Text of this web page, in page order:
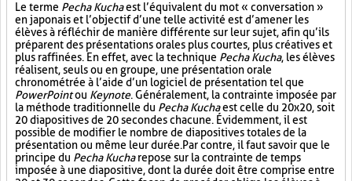
Le terme Pecha Kuchaest l’équivalent du mot « conversation »
en japonais et l’objectif d’une telle activité est d’amener les
élèves à réfléchir de manière différente sur leur sujet, afin qu’ils
préparent des présentations orales plus courtes, plus créatives et
plus raffinées. En effet, avec la technique Pecha Kucha, les élèves
réalisent, seuls ou en groupe, une présentation orale
chronométrée à l’aide d’un logiciel de présentation tel que
PowerPointou Keynote. Généralement, la contrainte imposée par
la méthode traditionnelle du Pecha Kuchaest celle du 20x20, soit
20 diapositives de 20 secondes chacune. Évidemment, il est
possible de modifier le nombre de diapositives totales de la
présentation ou même leur durée. Par contre, il faut savoir que le
principe du Pecha Kucharepose sur la contrainte de temps
imposée à une diapositive, dont la durée doit être comprise entre